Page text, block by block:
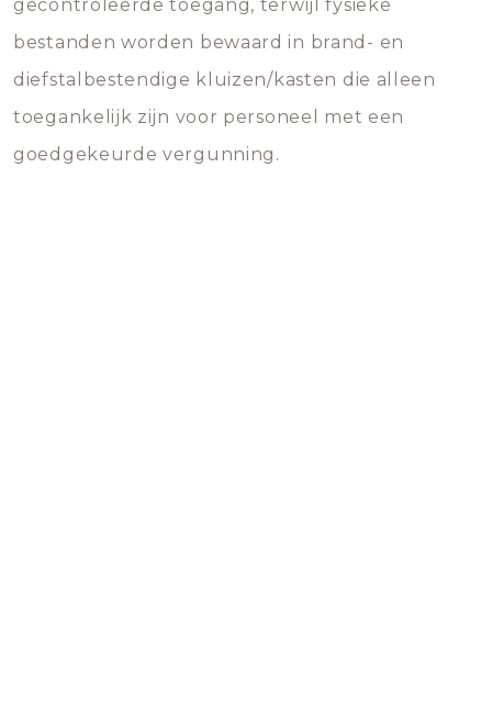
gecontroleerde toegang, terwijl fysieke
bestanden worden bewaard in brand- en
diefstalbestendige kluizen/kasten die alleen
toegankelijk zijn voor personeel met een
goedgekeurde vergunning.